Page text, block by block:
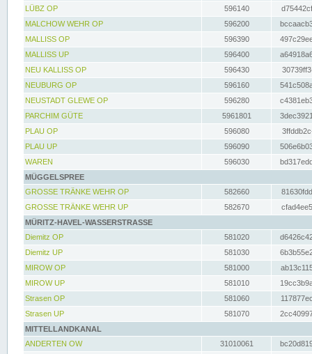
LÜBZ OP
596140
MALCHOW WEHR OP
596200
MALLISS OP
596390
MALLISS UP
596400
NEU KALLISS OP
596430
NEUBURG OP
596160
NEUSTADT GLEWE OP
596280
PARCHIM GÜTE
5961801
PLAU OP
596080
PLAU UP
596090
WAREN
596030
MÜGGELSPREE
GROSSE TRÄNKE WEHR OP
582660
GROSSE TRÄNKE WEHR UP
582670
MÜRITZ-HAVEL-WASSERSTRASSE
Diemitz OP
581020
Diemitz UP
581030
MIROW OP
581000
MIROW UP
581010
Strasen OP
581060
Strasen UP
581070
MITTELLANDKANAL
ANDERTEN OW
31010061